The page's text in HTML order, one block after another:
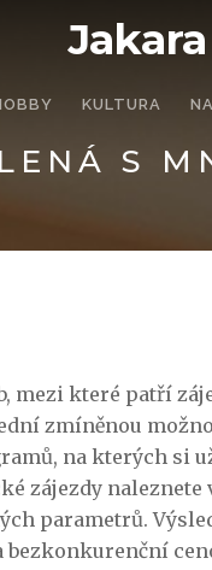
Jakara
KULTURA
S
mezi které patří
zmíněnou
na kterých si
zájezdy naleznete
parametrů.